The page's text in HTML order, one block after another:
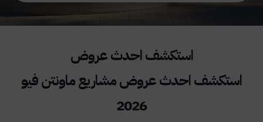
استكشف احدث عروض مشاريع ماونتن فيو
2026